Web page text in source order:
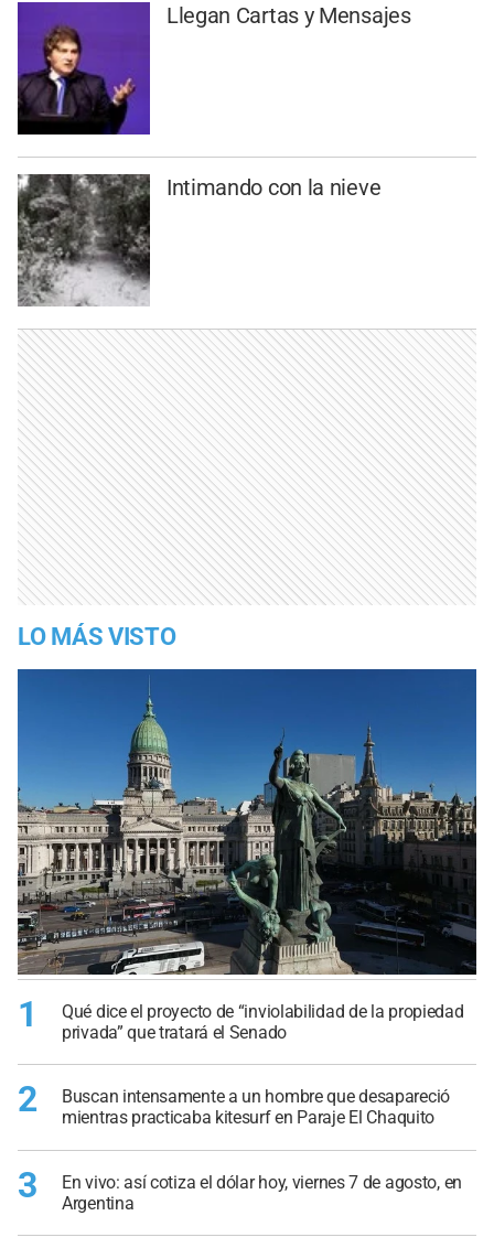
Llegan Cartas y Mensajes
Intimando con la nieve
LO MÁS VISTO
1
Qué dice el proyecto de “inviolabilidad de la propiedad
privada” que tratará el Senado
2
Buscan intensamente a un hombre que desapareció
mientras practicaba kitesurf en Paraje El Chaquito
3
En vivo: así cotiza el dólar hoy, viernes 7 de agosto, en
Argentina